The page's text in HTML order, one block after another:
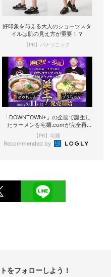
好印象を与える大人のショーツスタ
イルは肌の見え方が重要！？
【PR】パナソニック
「DOWNTOWN+」の企画で誕生し
たラーメンを宅麺.comが完全再
現！
【PR】宅麺
Recommended by
をフォローしよう！